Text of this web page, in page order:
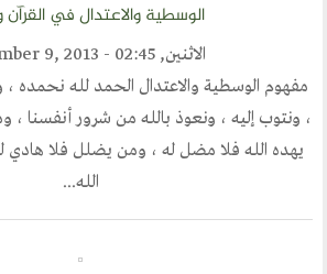
اخرى
مركز الدراسات
دراسات في الوسطية والتطرف والارهاب
الوسطية والاعتدال في القرآن
الاثنين, December 9, 2013 - 02:45
مفهوم الوسطية والاعتدال الحمد لله نحمده
، ونتوب إليه ، ونعوذ بالله من شرور أنفسنا ،
يهده الله فلا مضل له ، ومن يضلل فلا هادي
الله...